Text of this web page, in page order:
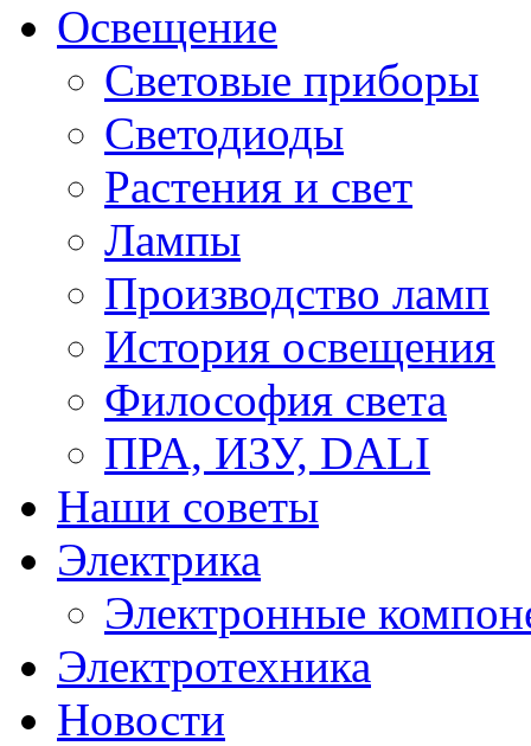
Освещение
Световые приборы
Светодиоды
Растения и свет
Лампы
Производство ламп
История освещения
Философия света
ПРА, ИЗУ, DALI
Наши советы
Электрика
Электронные
Электротехника
Новости